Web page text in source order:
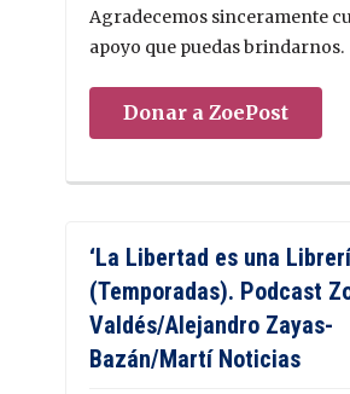
Agradecemos sinceramente
apoyo que puedas brindarnos.
Donar a ZoePost
‘La Libertad es una
(Temporadas). Podcast
Valdés/Alejandro Zayas-
Bazán/Martí Noticias